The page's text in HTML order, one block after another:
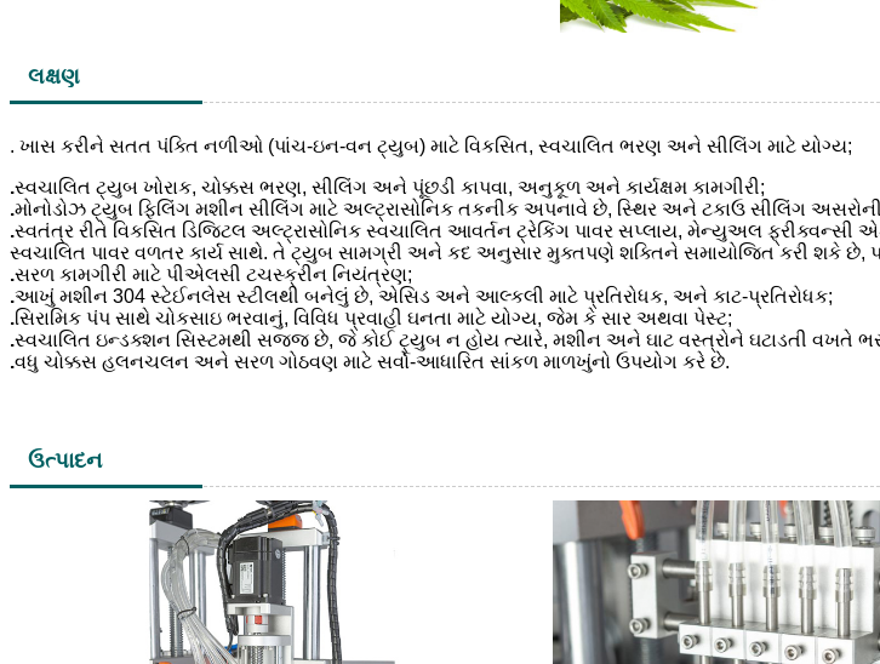
લક્ષણ
. ખાસ કરીને સતત પંક્તિ નળીઓ (પાંચ-ઇન-વન ટ્યુબ) માટે વિકસિત, સ્વચાલિત ભરણ અને સીલિંગ માટે યોગ્ય;
.સ્વચાલિત ટ્યુબ ખોરાક, ચોક્કસ ભરણ, સીલિંગ અને પૂંછડી કાપવા, અનુકૂળ અને કાર્યક્ષમ કામગીરી;
.મોનોડોઝ ટ્યુબ ફિલિંગ મશીન સીલિંગ માટે અલ્ટ્રાસોનિક તકનીક અપનાવે છે, સ્થિર અને ટકાઉ સીલિંગ
.સ્વતંત્ર રીતે વિકસિત ડિજિટલ અલ્ટ્રાસોનિક સ્વચાલિત આવર્તન ટ્રેકિંગ પાવર સપ્લાય, મેન્યુઅલ ફ્રીક્વન્સી
સ્વચાલિત પાવર વળતર કાર્ય સાથે. તે ટ્યુબ સામગ્રી અને કદ અનુસાર મુક્તપણે શક્તિને સમાયોજિત કરી શકે છે,
.સરળ કામગીરી માટે પીએલસી ટચસ્ક્રીન નિયંત્રણ;
.આખું મશીન 304 સ્ટેઈનલેસ સ્ટીલથી બનેલું છે, એસિડ અને આલ્કલી માટે પ્રતિરોધક, અને કાટ-પ્રતિરોધક;
.સિરામિક પંપ સાથે ચોકસાઇ ભરવાનું, વિવિધ પ્રવાહી ઘનતા માટે યોગ્ય, જેમ કે સાર અથવા પેસ્ટ;
.સ્વચાલિત ઇન્ડક્શન સિસ્ટમથી સજ્જ છે, જે કોઈ ટ્યુબ ન હોય ત્યારે, મશીન અને ઘાટ વસ્ત્રોને ઘટાડતી વખતે
.વધુ ચોક્કસ હલનચલન અને સરળ ગોઠવણ માટે સર્વો-આધારિત સાંકળ માળખુંનો ઉપયોગ કરે છે.
ઉત્પાદન